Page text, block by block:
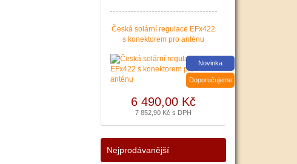
Podávání žádostí o poslední Kotlíkové dotace v
|více zde ..
Česká solární regulace EFx422
s konektorem pro anténu
Novinka
Doporučujeme
6 490,00 Kč
7 852,90 Kč s DPH
Nejprodávanější